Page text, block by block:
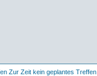
Zur Zeit kein geplantes Treffen